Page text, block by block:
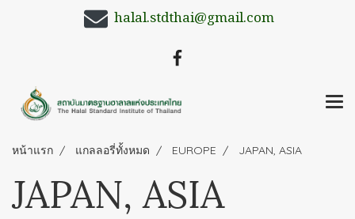
halal.stdthai@gmail.com
หน้าแรก แกลลอรี่ทั้งหมด EUROPE JAPAN, ASIA
JAPAN, ASIA